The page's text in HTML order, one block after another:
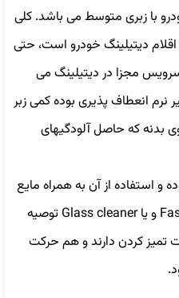
با زبری متوسط می باشد. كلى
اقلام ديتيلينگ خودرو است، حتى
مجزا در ديتيلينگ مى
انعطاف پذيرى بوده كمى زبر
بدنه كه حاصل آلودگيهاى
استفاده از آن به همراه مايع
روان كننده مانند اسپرى Fast Clraner و يا Glass cleaner توصيه
كردن دارند و هم حركت